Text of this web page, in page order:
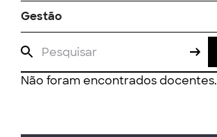
Gestão
Não foram encontrados docentes.